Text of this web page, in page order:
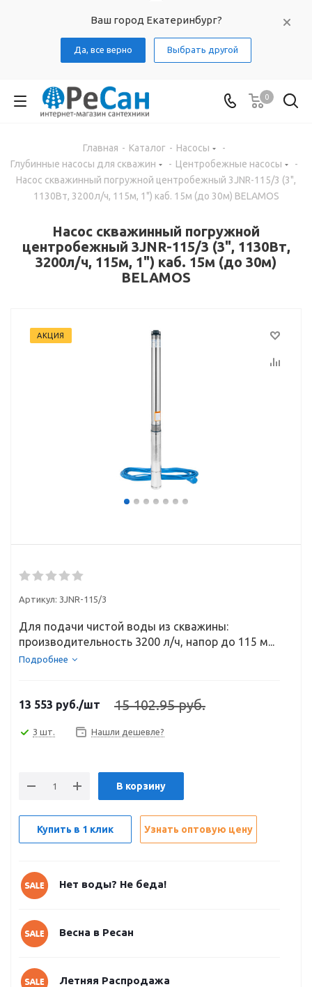
Ваш город Екатеринбург?
Да, все верно Выбрать другой
0
Главная - Каталог - Насосы
-
Глубинные насосы для скважин
- Центробежные насосы
-
Насос скважинный погружной центробежный 3JNR-115/3 (3",
1130Вт, 3200л/ч, 115м, 1") каб. 15м (до 30м) BELAMOS
Насос скважинный погружной
центробежный 3JNR-115/3 (3", 1130Вт,
3200л/ч, 115м, 1") каб. 15м (до 30м)
BELAMOS
АКЦИЯ
Артикул: 3JNR-115/3
Для подачи чистой воды из скважины:
производительность 3200 л/ч, напор до 115 м...
Подробнее
13 553 руб./шт 15 102.95 руб.
3 шт. Нашли дешевле?
В корзину
Купить в 1 клик Узнать оптовую цену
Нет воды? Не беда!
Весна в Ресан
Летняя Распродажа